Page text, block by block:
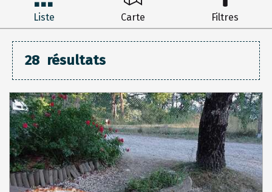
Liste Carte Filtres
28 résultats